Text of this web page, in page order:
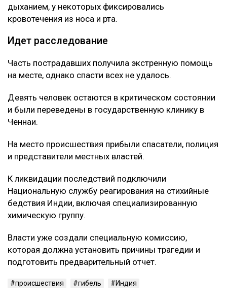
дыханием, у некоторых фиксировались
кровотечения из носа и рта.
Идет расследование
Часть пострадавших получила экстренную помощь
на месте, однако спасти всех не удалось.
Девять человек остаются в критическом состоянии
и были переведены в государственную клинику в
Ченнаи.
На место происшествия прибыли спасатели, полиция
и представители местных властей.
К ликвидации последствий подключили
Национальную службу реагирования на стихийные
бедствия Индии, включая специализированную
химическую группу.
Власти уже создали специальную комиссию,
которая должна установить причины трагедии и
подготовить предварительный отчет.
происшествия гибель Индия